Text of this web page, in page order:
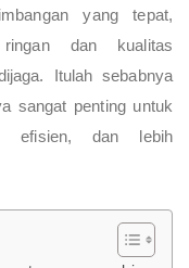
yang tepat,
dan kualitas
Itulah sebabnya
sangat penting untuk
efisien, dan lebih